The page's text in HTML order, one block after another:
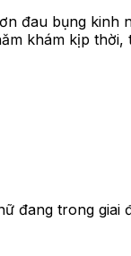
đau bụng
khám kịp
đang trong giai